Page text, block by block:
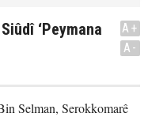
‘Peymana
A+
A-
Selman, Serokkomarê